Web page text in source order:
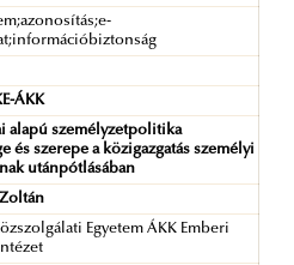
ÁKK
alapú személyzetpolitika
és szerepe a közigazgatás személyi
utánpótlásában
Egyetem ÁKK Emberi